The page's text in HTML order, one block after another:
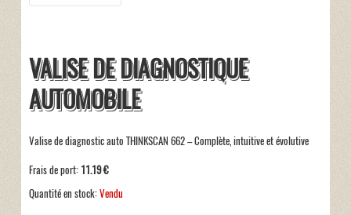
VALISE DE DIAGNOSTIQUE
AUTOMOBILE
Valise de diagnostic auto THINKSCAN 662 – Complète, intuitive et évolutive
Frais de port: 11.19 €
Quantité en stock:Vendu